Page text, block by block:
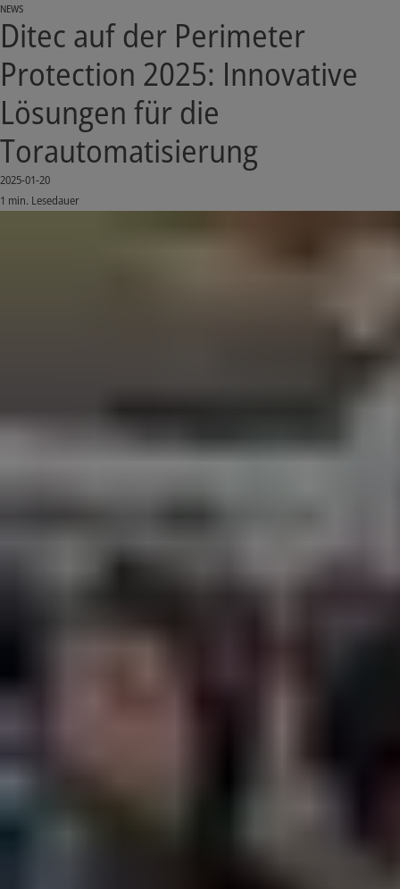
NEWS
Ditec auf der Perimeter
Protection 2025: Innovative
Lösungen für die
Torautomatisierung
2025-01-20
1 min. Lesedauer